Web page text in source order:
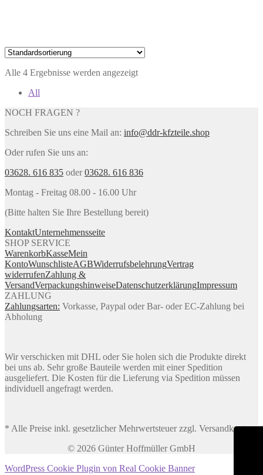
Alle 4 Ergebnisse werden angezeigt
All
NOCH FRAGEN ?
Schreiben Sie uns eine Mail an: info@ddr-kfzteile.shop
Oder rufen Sie uns an:
03628. 616 835 oder03628. 616 836
Montag - Freitag 08.00 - 16.00 Uhr
(Bitte halten Sie Ihre Bestellung bereit)
KontaktUnternehmensseite
SHOP SERVICE
WarenkorbKasseMein
KontoWunschlisteAGBWiderrufsbelehrungVertrag
widerrufenZahlung &
VersandVerpackungshinweiseDatenschutzerklärungImpressum
ZAHLUNG
Zahlungsarten: Vorkasse, Paypal oder Bar- oder EC-Zahlung bei
Abholung
Wir verschicken mit DHL oder Sie holen sich die Produkte direkt
bei uns ab. Sehr große Bauteile werden mit einer Spedition
ausgeliefert. Die Kosten für die Lieferung via Spedition müssen
individuell angefragt werden.
* Alle Preise inkl. gesetzlicher Mehrwertsteuer zzgl. Versandkosten
© 2026 Günter Hoffmüller GmbH
WordPress Cookie Plugin von Real Cookie Banner